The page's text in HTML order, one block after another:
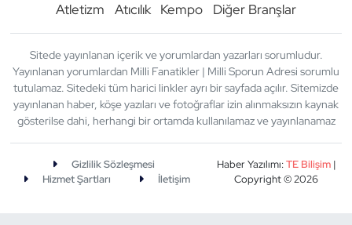
Atletizm
Atıcılık Kempo Diğer Branşlar
Sitede yayınlanan içerik ve yorumlardan yazarları sorumludur.
Yayınlanan yorumlardan Milli Fanatikler | Milli Sporun Adresi sorumlu
tutulamaz. Sitedeki tüm harici linkler ayrı bir sayfada açılır. Sitemizde
yayınlanan haber, köşe yazıları ve fotoğraflar izin alınmaksızın kaynak
gösterilse dahi, herhangi bir ortamda kullanılamaz ve yayınlanamaz
Gizlilik Sözleşmesi
Hizmet Şartları
İletişim
Haber Yazılımı:TE Bilişim|
Copyright © 2026